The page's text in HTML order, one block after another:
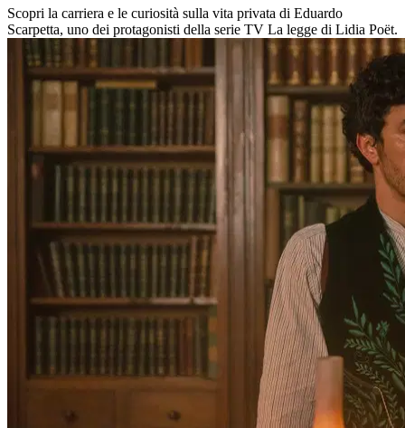
Scopri la carriera e le curiosità sulla vita privata di Eduardo
Scarpetta, uno dei protagonisti della serie TV La legge di Lidia Poët.